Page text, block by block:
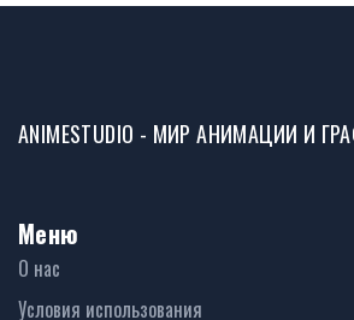
ANIMESTUDIO - МИР АНИМАЦИИ И
Меню
О нас
Условия использования